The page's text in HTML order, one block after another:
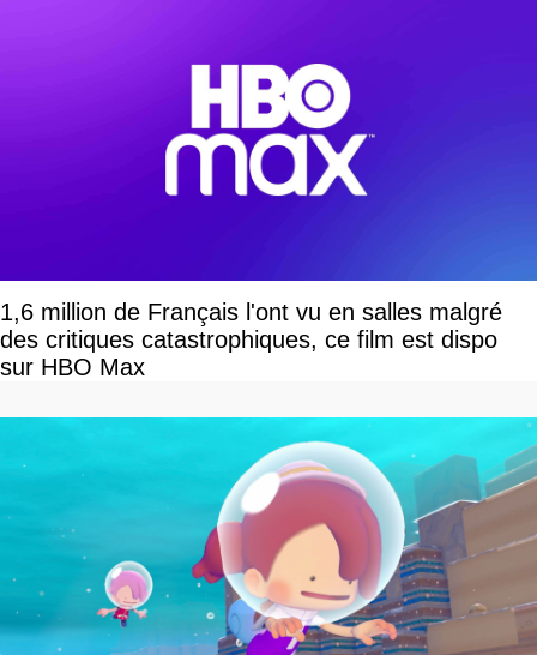
1,6 million de Français l'ont vu en salles malgré
des critiques catastrophiques, ce film est dispo
sur HBO Max